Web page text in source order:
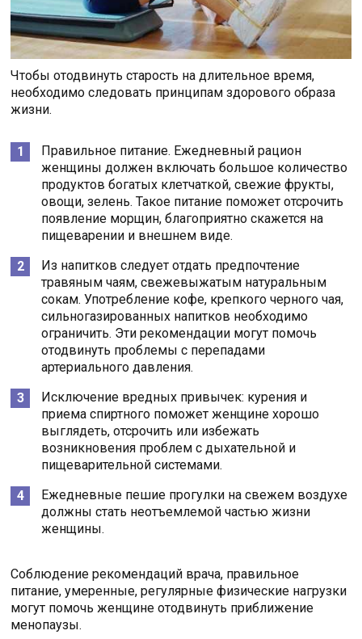
Чтобы отодвинуть старость на длительное время,
необходимо следовать принципам здорового образа
жизни.
Правильное питание. Ежедневный рацион
женщины должен включать большое количество
продуктов богатых клетчаткой, свежие фрукты,
овощи, зелень. Такое питание поможет отсрочить
появление морщин, благоприятно скажется на
пищеварении и внешнем виде.
Из напитков следует отдать предпочтение
травяным чаям, свежевыжатым натуральным
сокам. Употребление кофе, крепкого черного чая,
сильногазированных напитков необходимо
ограничить. Эти рекомендации могут помочь
отодвинуть проблемы с перепадами
артериального давления.
Исключение вредных привычек: курения и
приема спиртного поможет женщине хорошо
выглядеть, отсрочить или избежать
возникновения проблем с дыхательной и
пищеварительной системами.
Ежедневные пешие прогулки на свежем воздухе
должны стать неотъемлемой частью жизни
женщины.
Соблюдение рекомендаций врача, правильное
питание, умеренные, регулярные физические нагрузки
могут помочь женщине отодвинуть приближение
менопаузы.